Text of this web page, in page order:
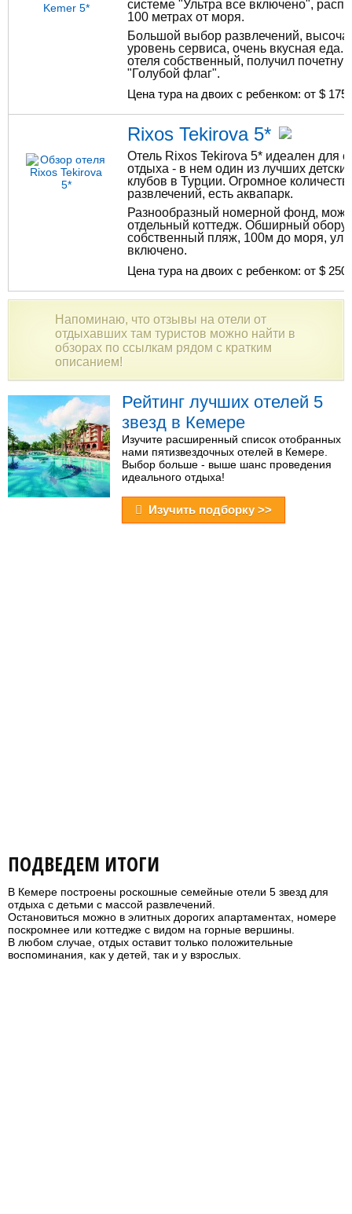
системе "Ультра все включено",
100 метрах от моря.
Большой выбор развлечений,
уровень сервиса, очень вкусная еда.
отеля собственный, получил
"Голубой флаг".
Цена тура на двоих с ребенком: от $
Rixos Tekirova 5*
Отель Rixos Tekirova 5* идеален для
отдыха - в нем один из лучших
клубов в Турции. Огромное
развлечений, есть аквапарк.
Разнообразный номерной фонд,
отдельный коттедж. Обширный
собственный пляж, 100м до моря,
включено.
Цена тура на двоих с ребенком: от $
Напоминаю, что отзывы на отели от
отдыхавших там туристов можно найти в
обзорах по ссылкам рядом с кратким
описанием!
Рейтинг лучших отелей 5
звезд в Кемере
Изучите расширенный список отобранных
нами пятизвездочных отелей в Кемере.
Выбор больше - выше шанс проведения
идеального отдыха!
Изучить подборку >>
ПОДВЕДЕМ ИТОГИ
В Кемере построены роскошные семейные отели 5 звезд для
отдыха с детьми с массой развлечений.
Остановиться можно в элитных дорогих апартаментах, номере
поскромнее или коттедже с видом на горные вершины.
В любом случае, отдых оставит только положительные
воспоминания, как у детей, так и у взрослых.